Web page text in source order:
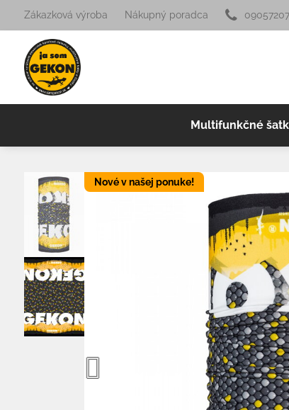
Zákazková výroba Nákupný poradca
Multifunkčné
Nové v našej ponuke!